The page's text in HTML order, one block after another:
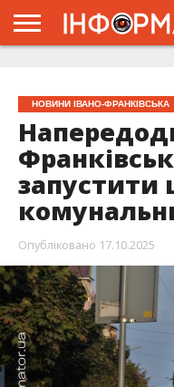
НОВИНИ ІВАНО-ФРАНКІВСЬКА
Опубліковано 17.10.2025